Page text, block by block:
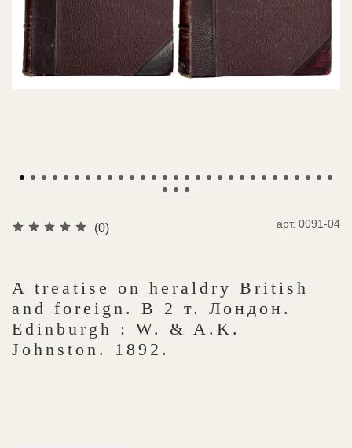
(0) арт. 0091-04
A treatise on heraldry British
and foreign. В 2 т. Лондон.
Edinburgh : W. & A.K.
Johnston. 1892.